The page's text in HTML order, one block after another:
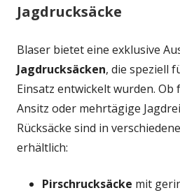
Jagdrucksäcke
Blaser bietet eine exklusive
Jagdrucksäcken, die speziell
Einsatz entwickelt wurden. Ob
Ansitz oder mehrtägige
Rücksäcke sind in
erhältlich:
Pirschrucksäcke mit